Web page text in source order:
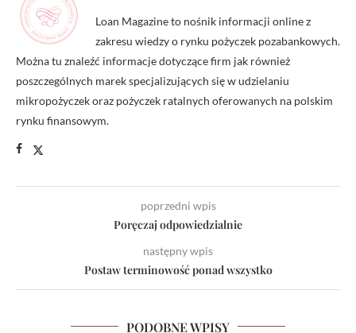
Loan Magazine to nośnik informacji online z
zakresu wiedzy o rynku pożyczek pozabankowych.
Można tu znaleźć informacje dotyczące firm jak również
poszczególnych marek specjalizujących się w udzielaniu
mikropożyczek oraz pożyczek ratalnych oferowanych na polskim
rynku finansowym.
poprzedni wpis
Poręczaj odpowiedzialnie
następny wpis
Postaw terminowość ponad wszystko
PODOBNE WPISY